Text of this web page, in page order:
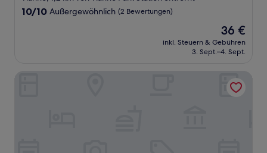
Unterkunft
10.0
10/10 Außergewöhnlich (2 Bewertungen)
Der
Preis
beträgt
36 €
inkl. Steuern & Gebühren
3. Sept.–4. Sept.
Yizhi flat (Guangzhou Zhujiang New Town Huashi Subway